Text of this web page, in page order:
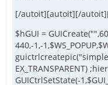
[/autoit][autoit][/
$hGUI =
440,-1,-
EX_TRANSPARENT)
GUICtrlSetState(-